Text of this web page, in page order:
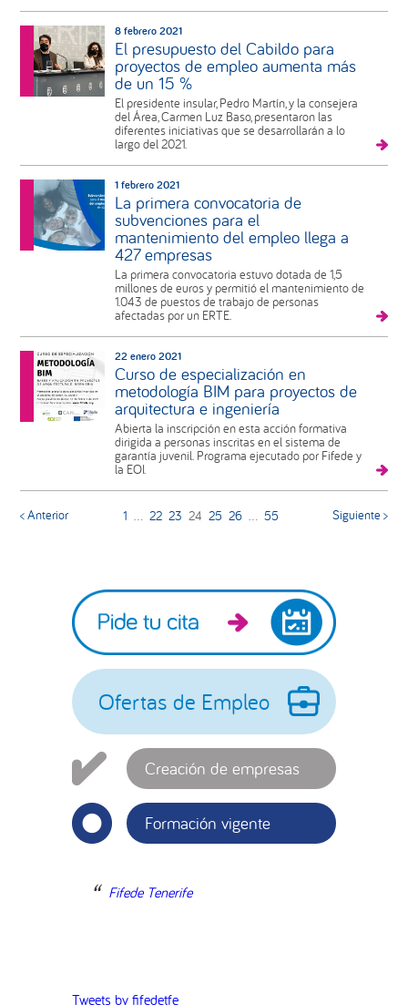
8 febrero 2021
El presupuesto del Cabildo para
proyectos de empleo aumenta más
de un 15 %
El presidente insular, Pedro Martín, y la consejera
del Área, Carmen Luz Baso, presentaron las
diferentes iniciativas que se desarrollarán a lo
largo del 2021.
1 febrero 2021
La primera convocatoria de
subvenciones para el
mantenimiento del empleo llega a
427 empresas
La primera convocatoria estuvo dotada de 1,5
millones de euros y permitió el mantenimiento de
1.043 de puestos de trabajo de personas
afectadas por un ERTE.
22 enero 2021
Curso de especialización en
metodología BIM para proyectos de
arquitectura e ingeniería
Abierta la inscripción en esta acción formativa
dirigida a personas inscritas en el sistema de
garantía juvenil. Programa ejecutado por Fifede y
la EOI.
< Anterior 1 … 22 23 24 25 26 … 55 Siguiente >
Barra
lateral
principal
Ofertas de Empleo
Creación de empresas
Formación vigente
Fifede Tenerife
Tweets by fifedetfe